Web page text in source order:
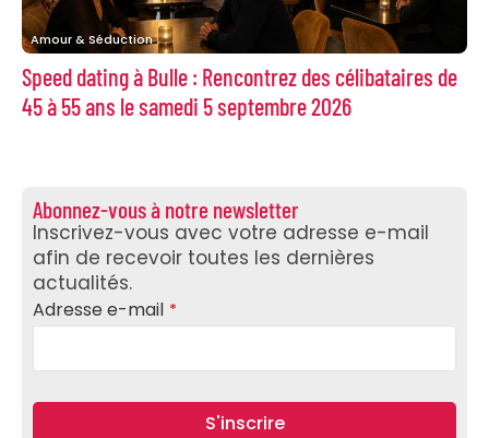
Amour & Séduction
Speed dating à Bulle : Rencontrez des célibataires de
45 à 55 ans le samedi 5 septembre 2026
Abonnez-vous à notre newsletter
Inscrivez-vous avec votre adresse e-mail
afin de recevoir toutes les dernières
actualités.
Adresse e-mail *
S'inscrire